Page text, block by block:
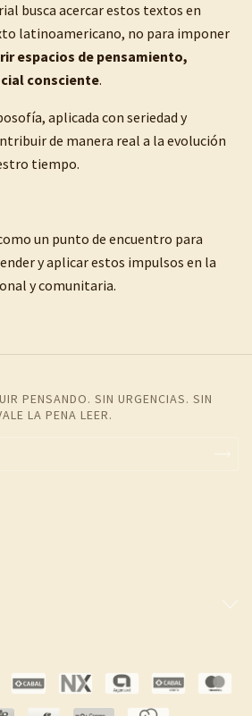
busca acercar estos textos en
latinoamericano, no para imponer
espacios de pensamiento,
consciente.
aplicada con seriedad y
de manera real a la evolución
tiempo.
un punto de encuentro para
y aplicar estos impulsos en la
y comunitaria.
PENSANDO. SIN URGENCIAS. SIN
LA PENA LEER.